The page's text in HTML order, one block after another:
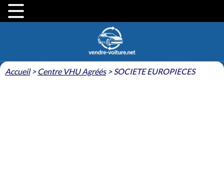
Accueil> Centre VHU Agréés>SOCIETE EUROPIECES